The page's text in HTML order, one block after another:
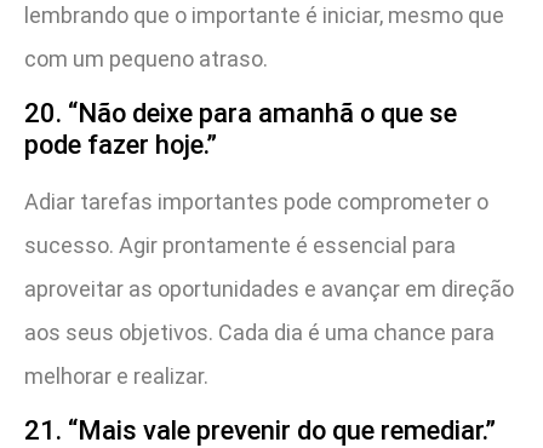
lembrando que o importante é iniciar, mesmo que
com um pequeno atraso.
20. “Não deixe para amanhã o que se
pode fazer hoje.”
Adiar tarefas importantes pode comprometer o
sucesso. Agir prontamente é essencial para
aproveitar as oportunidades e avançar em direção
aos seus objetivos. Cada dia é uma chance para
melhorar e realizar.
21. “Mais vale prevenir do que remediar.”